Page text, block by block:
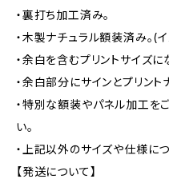
・裏打ち加工済み。
・木製ナチュラル額装済み。(
・余白を含むプリントサイズに
・余白部分にサインとプリント
・特別な額装やパネル加工を
い。
・上記以外のサイズや仕様に
【発送について】